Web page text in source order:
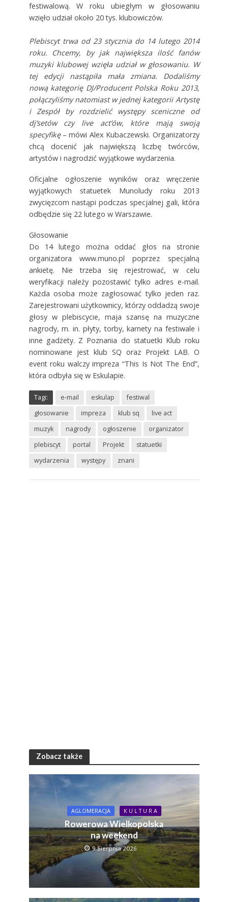
festiwalową. W roku ubiegłym w głosowaniu
wzięło udział około 20 tys. klubowiczów.
Plebiscyt trwa od 23 stycznia do 14 lutego 2014
roku. Chcemy, by jak największa ilość fanów
muzyki klubowej wzięła udział w głosowaniu. W
tej edycji nastąpiła mała zmiana. Dodaliśmy
nową kategorię DJ/Producent Polska Roku 2013,
połączyliśmy natomiast w jednej kategorii Artystę
i Zespół by rozdzielić występy sceniczne od
dj’setów czy live act’ów, które mają swoją
specyfikę– mówi Alex Kubaczewski. Organizatorzy
chcą docenić jak największą liczbę twórców,
artystów i nagrodzić wyjątkowe wydarzenia.
Oficjalne ogłoszenie wyników oraz wręczenie
wyjątkowych statuetek Munoludy roku 2013
zwycięzcom nastąpi podczas specjalnej gali, która
odbędzie się 22 lutego w Warszawie.
Głosowanie
Do 14 lutego można oddać głos na stronie
organizatora www.muno.pl poprzez specjalną
ankietę. Nie trzeba się rejestrować, w celu
weryfikacji należy pozostawić tylko adres e-mail.
Każda osoba może zagłosować tylko jeden raz.
Zarejestrowani użytkownicy, którzy oddadzą swoje
głosy w plebiscycie, maja szansę na muzyczne
nagrody, m. in. płyty, torby, karnety na festiwale i
inne gadżety. Z Poznania do statuetki Klub roku
nominowane jest klub SQ oraz Projekt LAB. O
event roku walczy impreza “This Is Not The End”,
która odbyła się w Eskulapie.
Tagi: e-mail eskulap
festiwal
głosowanie
impreza klub sq
live act
muzyk
nagrody ogłoszenie
organizator
plebiscyt
portal Projekt
statuetki
wydarzenia
występy znani
Zobacz także
AGLOMERACJA K U L T U R A
Rowerowa Wielkopolska
na weekend
9 Sierpnia 2026